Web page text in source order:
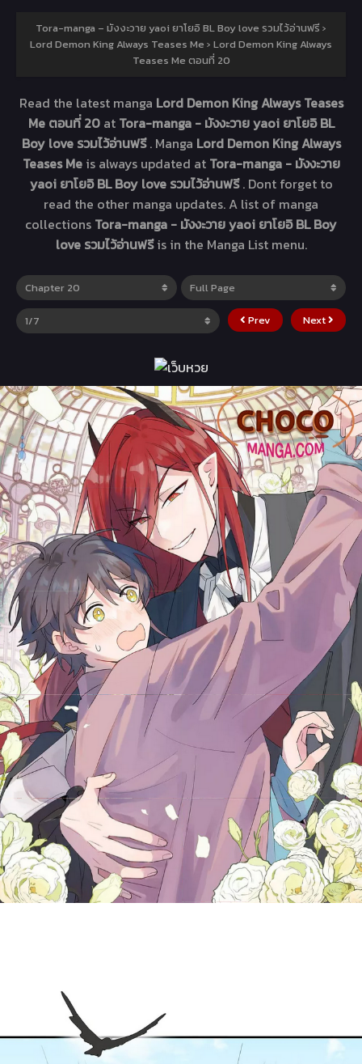
Tora-manga – มังงะวาย yaoi ยาโยอิ BL Boy love รวมไว้อ่านฟรี ›
Lord Demon King Always Teases Me › Lord Demon King Always
Teases Me ตอนที่ 20
Read the latest manga Lord Demon King Always Teases
Me ตอนที่ 20 at Tora-manga - มังงะวาย yaoi ยาโยอิ BL
Boy love รวมไว้อ่านฟรี. Manga Lord Demon King Always
Teases Me is always updated at Tora-manga - มังงะวาย
yaoi ยาโยอิ BL Boy love รวมไว้อ่านฟรี. Dont forget to
read the other manga updates. A list of manga
collections Tora-manga - มังงะวาย yaoi ยาโยอิ BL Boy
love รวมไว้อ่านฟรีis in the Manga List menu.
Prev Next